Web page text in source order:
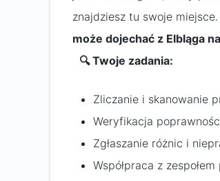
znajdziesz tu swoje
może dojechać z Elbląga
🔍 Twoje zadania:
Zliczanie i skanowanie
Weryfikacja
Zgłaszanie różnic i
Współpraca z